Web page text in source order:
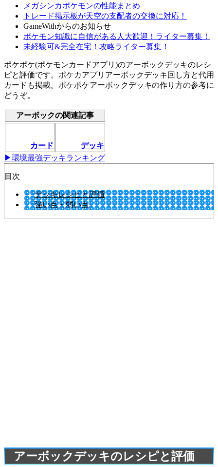
メガシンカポケモンの性能まとめ
トレード掲示板が天空の支配者の交換に対応！
GameWithからのお知らせ
ポケモン知識に自信がある人大歓迎！ライター募集！
未経験可&完全在宅！攻略ライター募集！
ポケポケ(ポケモンカードアプリ)のアーボックデッキのレシ
ピと評価です。ポケカアプリアーボックデッキ回し方と代用
カードも掲載。ポケポケアーボックデッキの作り方の参考に
どうぞ。
アーボックの関連記事
カード
デッキ
▶環境最強デッキランキング
目次
デッキレシピと評価
強い点・弱い点
アーボックデッキのレシピと評価